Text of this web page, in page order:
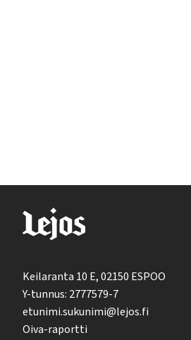
Keilaranta 10 E, 02150 ESPOO
Y-tunnus: 2777579-7
etunimi.sukunimi@lejos.fi
Oiva-raportti